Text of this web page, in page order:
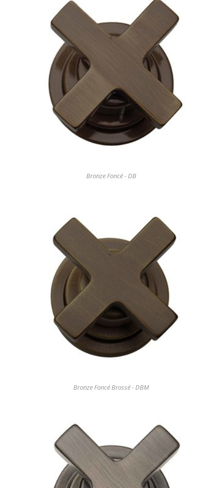
Bronze Foncé - DB
Bronze Foncé Brossé - DBM